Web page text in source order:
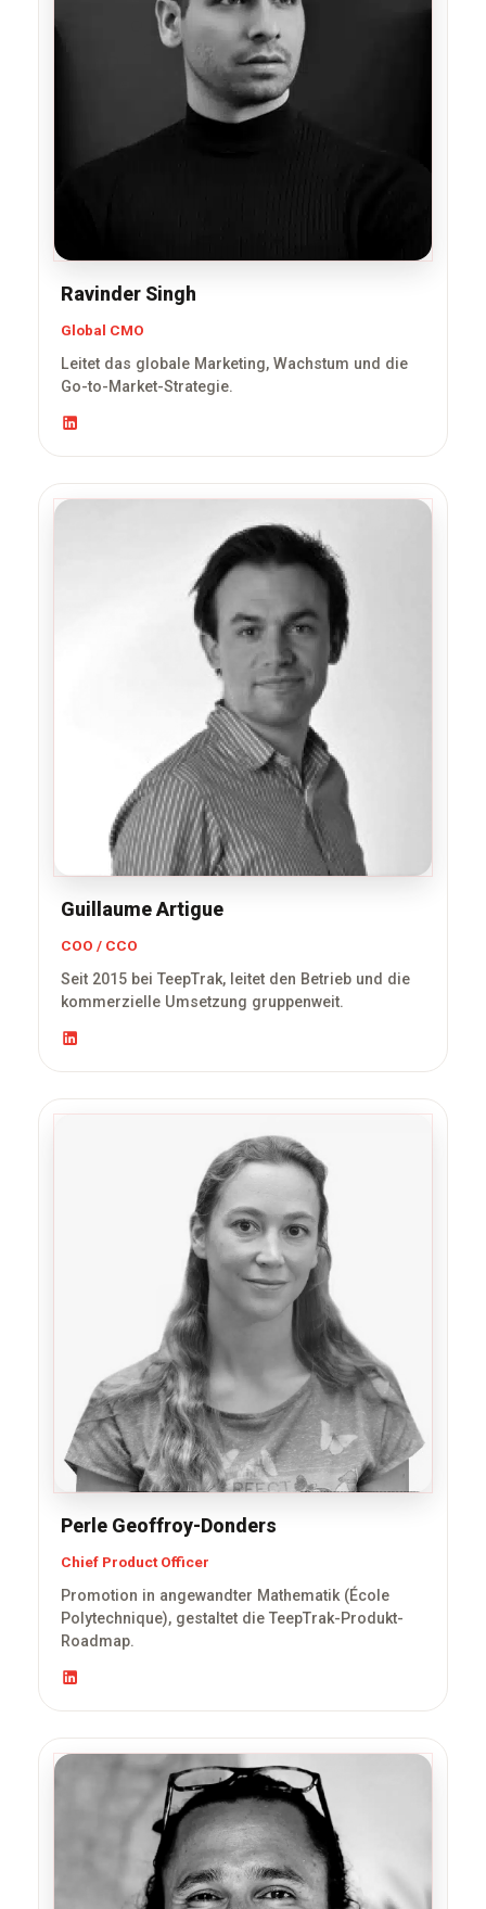
Ravinder Singh
Global CMO
Leitet das globale Marketing, Wachstum und die
Go-to-Market-Strategie.
Guillaume Artigue
COO / CCO
Seit 2015 bei TeepTrak, leitet den Betrieb und die
kommerzielle Umsetzung gruppenweit.
Perle Geoffroy-Donders
Chief Product Officer
Promotion in angewandter Mathematik (École
Polytechnique), gestaltet die TeepTrak-Produkt-
Roadmap.